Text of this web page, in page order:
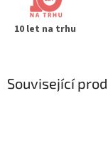
10 let na trhu
Související